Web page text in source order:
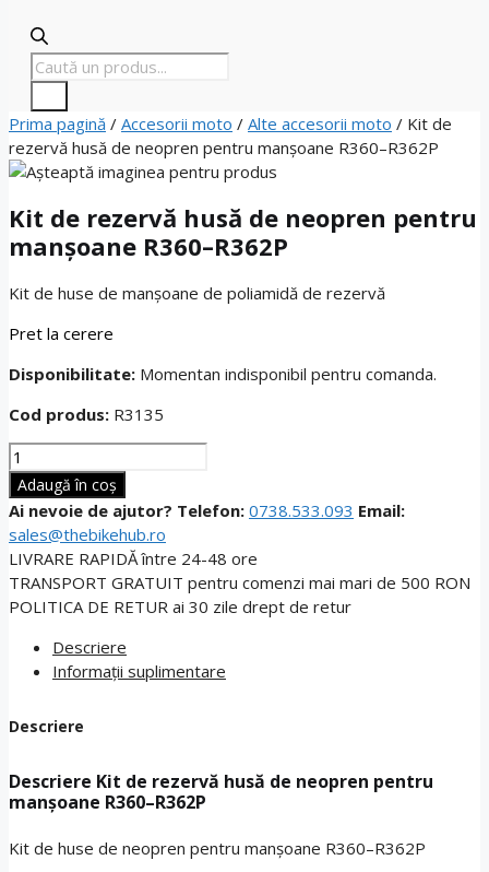
Products
search
Prima pagină / Accesorii moto / Alte accesorii moto / Kit de
rezervă husă de neopren pentru manșoane R360–R362P
Kit de rezervă husă de neopren pentru
manșoane R360–R362P
Kit de huse de manșoane de poliamidă de rezervă
Pret la cerere
Disponibilitate: Momentan indisponibil pentru comanda.
Cod produs: R3135
Cantitate
Kit
de
rezervă
husă
de
neopren
manșoane
R360–
Adaugă în coș
Ai nevoie de ajutor? Telefon: 0738.533.093 Email:
sales@thebikehub.ro
LIVRARE RAPIDĂ între 24-48 ore
TRANSPORT GRATUIT pentru comenzi mai mari de 500 RON
POLITICA DE RETUR ai 30 zile drept de retur
Descriere
Informații suplimentare
Descriere
Descriere Kit de rezervă husă de neopren pentru
manșoane R360–R362P
Kit de huse de neopren pentru manșoane R360–R362P